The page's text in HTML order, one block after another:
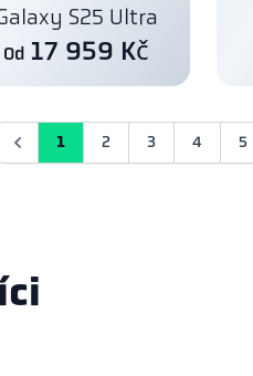
S25 Ultra
Od 17 959 Kč
1 2 3 4 5